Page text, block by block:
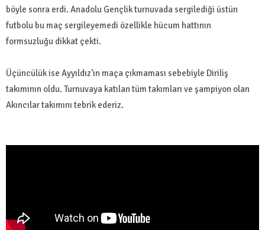
böyle sonra erdi. Anadolu Gençlik turnuvada sergilediği üstün
futbolu bu maç sergileyemedi özellikle hücum hattının
formsuzluğu dikkat çekti.
Üçüncülük ise Ayyıldız'ın maça çıkmaması sebebiyle Diriliş
takımının oldu. Turnuvaya katılan tüm takımları ve şampiyon olan
Akıncılar takımını tebrik ederiz.